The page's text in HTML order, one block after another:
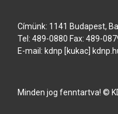
Címünk: 1141 Budapest,
Tel: 489-0880 Fax: 489-
E-mail: kdnp [kukac] kdnp
Minden jog fenntartva! ©